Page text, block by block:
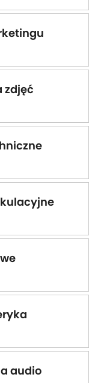
zdjęć
audio